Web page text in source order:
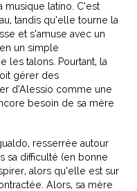
latino. C’est
tandis qu’elle tourne la
et s’amuse avec un
un simple
les talons. Pourtant, la
gérer des
d’Alessio comme une
besoin de sa mère
resserrée autour
sa difficulté (en bonne
alors qu’elle est sur
Alors, sa mère